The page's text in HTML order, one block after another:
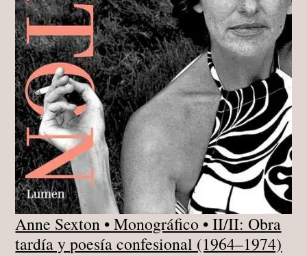
Anne Sexton • Monográfico • II/II: Obra
tardía y poesía confesional (1964–1974)